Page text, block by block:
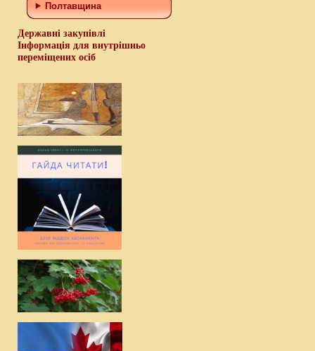
Полтавщина
Державні закупівлі
Інформація для внутрішньо
переміщених осіб